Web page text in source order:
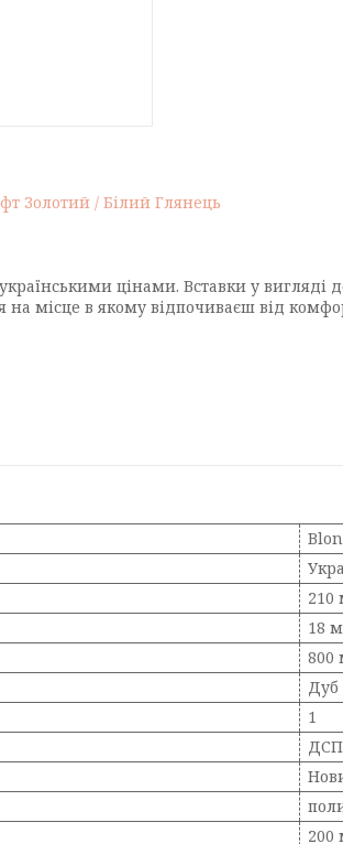
Золотий / Білий Глянець
цінами. Вставки у
на місце в якому відпочиваєш від
18
800
Дуб
1
ДСП